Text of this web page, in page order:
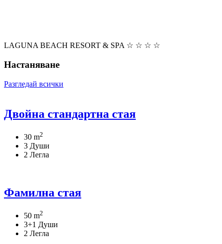
LAGUNA BEACH RESORT & SPA ☆ ☆ ☆ ☆
Настаняване
Разгледай всички
Двойна стандартна стая
30 m2
3 Души
2 Легла
Фамилна стая
50 m2
3+1 Души
2 Легла